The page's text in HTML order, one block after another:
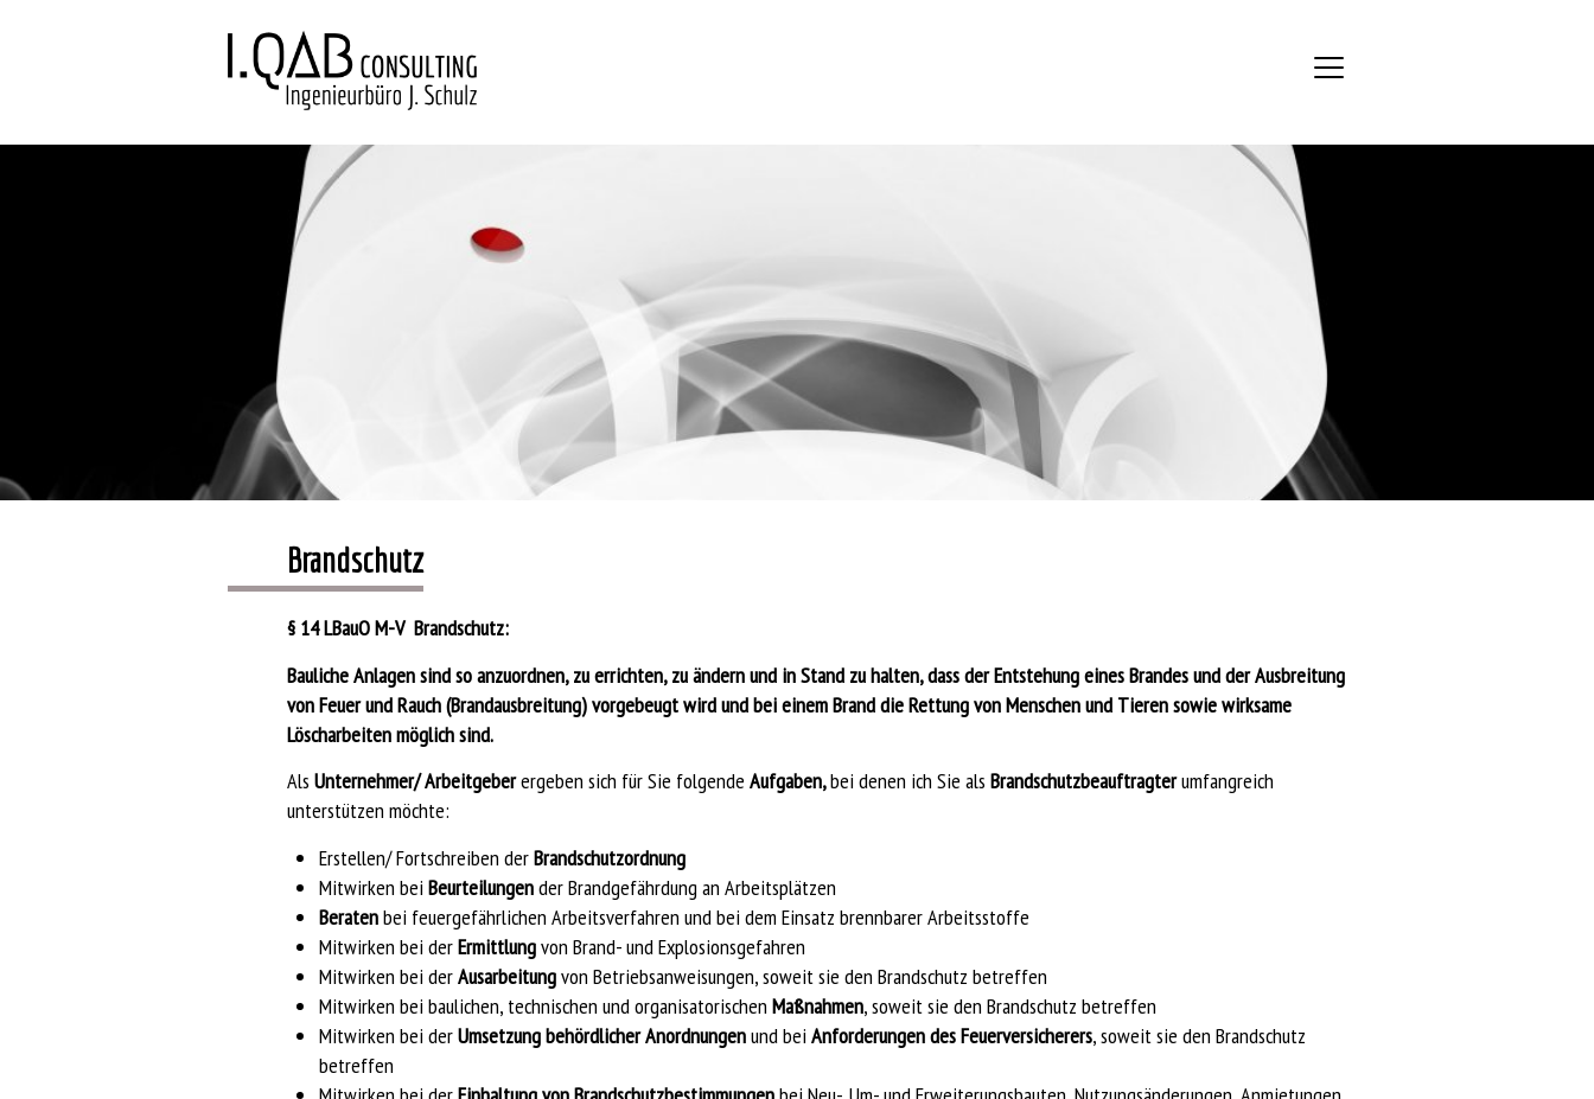
Brandschutz
§ 14 LBauOM-V Brandschutz:
Bauliche Anlagen sind so anzuordnen, zu errichten, zu ändern und in Stand zu halten, dass der Entstehung eines Brandes und der Ausbreitung
von Feuer und Rauch (Brandausbreitung) vorgebeugt wird und bei einem Brand die Rettung von Menschen und Tieren sowie wirksame
Löscharbeiten möglich sind.
Als Unternehmer/ Arbeitgeberergeben sich für Sie folgende Aufgaben,bei denen ich Sie als Brandschutzbeauftragterumfangreich
unterstützen möchte:
Erstellen/ Fortschreiben derBrandschutzordnung
Mitwirken bei Beurteilungender Brandgefährdung an Arbeitsplätzen
Beratenbei feuergefährlichen Arbeitsverfahren und bei dem Einsatz brennbarer Arbeitsstoffe
Mitwirken bei derErmittlungvon Brand- und Explosionsgefahren
Mitwirken bei derAusarbeitungvon Betriebsanweisungen, soweit sie den Brandschutz betreffen
Mitwirken bei baulichen, technischen und organisatorischen Maßnahmen, soweit sie den Brandschutz betreffen
Mitwirken bei derUmsetzung behördlicher Anordnungenund bei Anforderungen des Feuerversicherers, soweit sie den Brandschutz
betreffen